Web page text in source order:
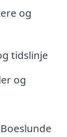
og
tidslinje
og